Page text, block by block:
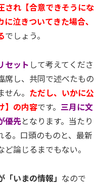
され【合意できそうにな
泣きついてきた場合、
でしょう。
セット して考えてくださ
席し、共同で述べたもの
ん。 ただし、いかに公
】の内容です。 三月に文
優先となります。当たり
。口頭のものと、最新
論じるまでもない。
いまの情報」 なので